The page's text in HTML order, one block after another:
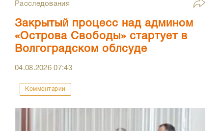
Расследования
Закрытый процесс над админом
«Острова Свободы» стартует в
Волгоградском облсуде
04.08.202607:43
Комментарии